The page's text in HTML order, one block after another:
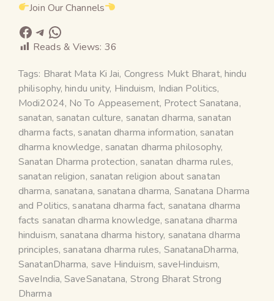
Join Our Channels
Reads & Views: 36
Tags: Bharat Mata Ki Jai, Congress Mukt Bharat, hindu
philisophy,hindu unity, Hinduism, Indian Politics,
Modi2024, No To Appeasement, Protect Sanatana,
sanatan, sanatan culture, sanatan dharma, sanatan
dharma facts, sanatan dharma information, sanatan
dharma knowledge, sanatan dharma philosophy,
Sanatan Dharma protection, sanatan dharma rules,
sanatan religion, sanatan religion about sanatan
dharma, sanatana, sanatana dharma, Sanatana Dharma
and Politics, sanatana dharma fact, sanatana dharma
facts sanatan dharma knowledge, sanatana dharma
hinduism, sanatana dharma history, sanatana dharma
principles, sanatana dharma rules, SanatanaDharma,
SanatanDharma, save Hinduism, saveHinduism,
SaveIndia,SaveSanatana, Strong Bharat Strong
Dharma